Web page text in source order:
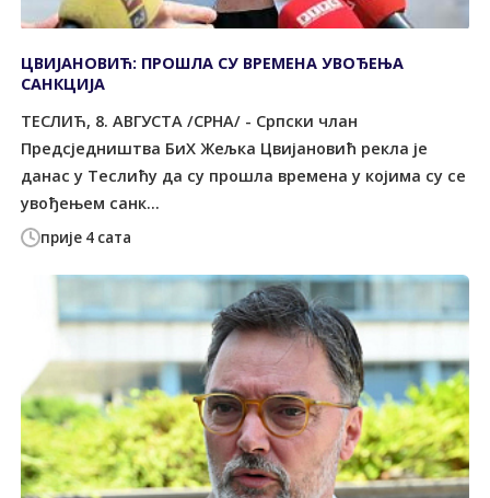
прије 4 сата
ЦВИЈАНОВИЋ: ПРОШЛА СУ ВРЕМЕНА УВОЂЕЊА
САНКЦИЈА
ТЕСЛИЋ, 8. АВГУСТА /СРНА/ - Српски члан
Предсједништва БиХ Жељка Цвијановић рекла је
данас у Теслићу да су прошла времена у којима су се
увођењем санк...